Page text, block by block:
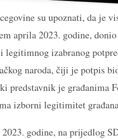
su upoznati, da je
aprila 2023. godine,
izabranog
naroda, čiji je potpis
predstavnik je građanima
izborni legitimitet
godine, na prijedlog